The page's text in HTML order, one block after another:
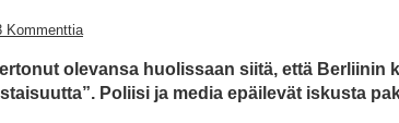
Kommenttia
olevansa huolissaan siitä, että Berliinin
Poliisi ja media epäilevät iskusta